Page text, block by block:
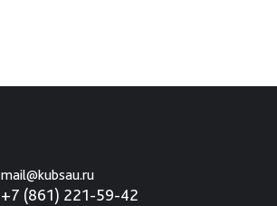
mail@kubsau.ru
+7 (861) 221-59-42